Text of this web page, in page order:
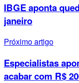
IBGE aponta
janeiro
Próximo artigo
Especialistas
acabar com R$